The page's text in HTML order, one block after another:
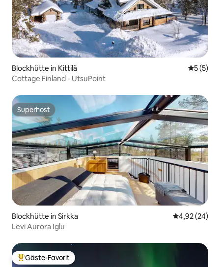
Blockhütte in Kittilä
5 (5)
Cottage Finland - UtsuPoint
Superhost
Superhost
Blockhütte in Sirkka
4,92 (24)
Levi Aurora Iglu
Beliebter Gäste-Favorit.
Gäste-Favorit